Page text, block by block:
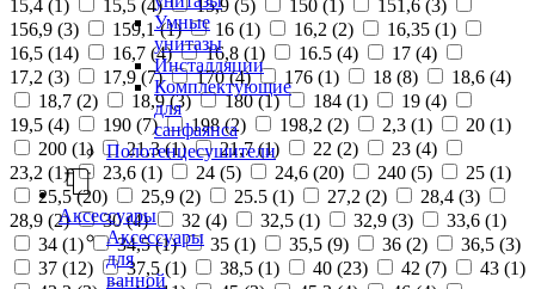
Умные
унитазы
Инсталляции
Комплектующие
для
санфаянса
Полотенцесушители
Аксессуары
Аксессуары
для
ванной
15,4 (1 ) 15,5 (4) 15,9 (5) 150 (1 ) 151,6 (3)
156,9 (3) 159,1 (1) 16 (1) 16,2 (2) 16,35 (1)
16,5 (14) 16,7 (4) 16,8 (1) 16.5 (4) 17 (4)
17,2 (3) 17,9 (7) 170 (4) 176 (1) 18 (8) 18,6 (4)
18,7 (2) 18,9 (3) 180 (1) 184 (1) 19 (4)
19,5 (4) 190 (7) 198 (2) 198,2 (2) 2,3 (1) 20 (1)
200 (1) 21,3 (1) 21,7 (1) 22 (2) 23 (4)
23,2 (1) 23,6 (1) 24 (5) 24,6 (20) 240 (5) 25 (1)
25,5 (20) 25,9 (2) 25.5 (1) 27,2 (2) 28,4 (3)
28,9 (2) 30 (4) 32 (4) 32,5 (1) 32,9 (3) 33,6 (1)
34 (1) 34,5 (1) 35 (1) 35,5 (9) 36 (2) 36,5 (3)
37 (12) 37,5 (1) 38,5 (1) 40 (23) 42 (7) 43 (1)